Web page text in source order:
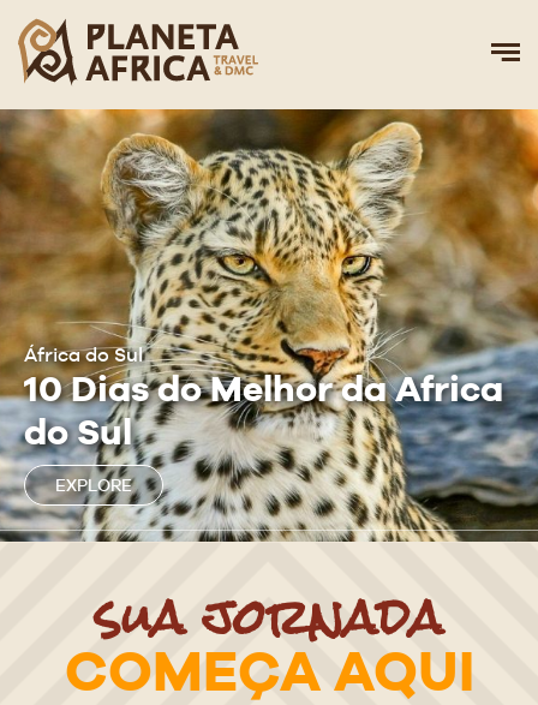
África do Sul
10 Dias do Melhor da Africa
do Sul
EXPLORE
sua jornada
COMEÇA AQUI